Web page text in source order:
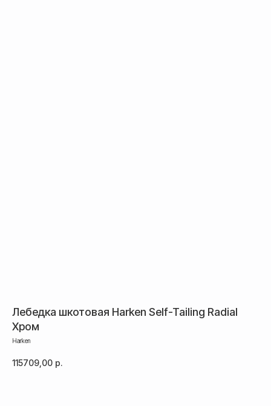
Лебедка шкотовая Harken Self-Tailing Radial
Хром
Harken
115709,00 р.